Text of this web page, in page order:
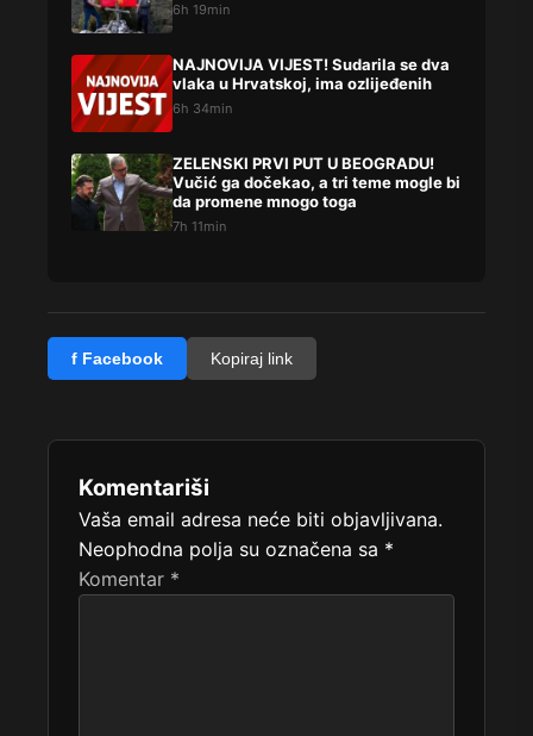
6h 19min
NAJNOVIJA VIJEST! Sudarila se dva
vlaka u Hrvatskoj, ima ozlijeđenih
6h 34min
ZELENSKI PRVI PUT U BEOGRADU!
Vučić ga dočekao, a tri teme mogle bi
da promene mnogo toga
7h 11min
f Facebook Kopiraj link
Komentariši
Vaša email adresa neće biti objavljivana.
Neophodna polja su označena sa *
Komentar *